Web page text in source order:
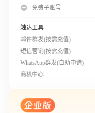
免费子账号
触达工具
邮件群发(按需充值)
短信营销(按需充值)
WhatsApp群发(自助申请)
商机中心